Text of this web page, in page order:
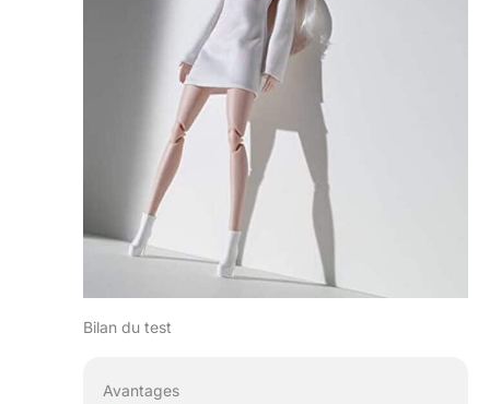
Bilan du test
Avantages